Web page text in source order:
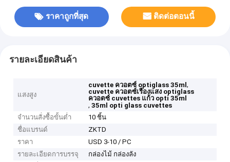
ราคาถูกที่สุด ติดต่อตอนนี้
รายละเอียดสินค้า
แสงสูง
cuvette ควอตซ์ optiglass 35ml,
cuvette ควอตซ์เรืองแสง optiglass
ควอตซ์ cuvettes แก้ว opti 35ml
,35ml opti glass cuvettes
จำนวนสั่งซื้อขั้นต่ำ
10 ชิ้น
ชื่อแบรนด์
ZKTD
ราคา
USD 3-10 / PC
รายละเอียดการบรรจุ
กล่องไม้ กล่องลัง